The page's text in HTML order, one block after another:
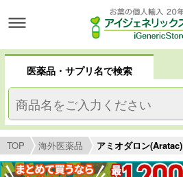
医薬品・サプリ名で検索
TOP 海外医薬品 アミオダロン(Aratac)